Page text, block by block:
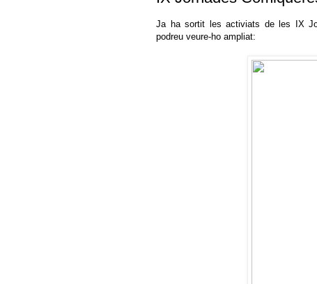
Ja ha sortit les activiats de les IX
podreu veure-ho ampliat: